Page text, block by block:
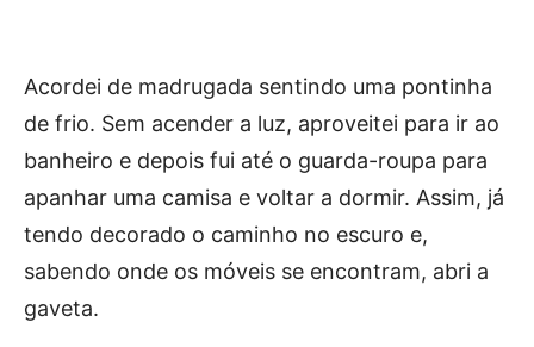
Acordei de madrugada sentindo uma pontinha
de frio. Sem acender a luz, aproveitei para ir ao
banheiro e depois fui até o guarda-roupa para
apanhar uma camisa e voltar a dormir. Assim, já
tendo decorado o caminho no escuro e,
sabendo onde os móveis se encontram, abri a
gaveta.